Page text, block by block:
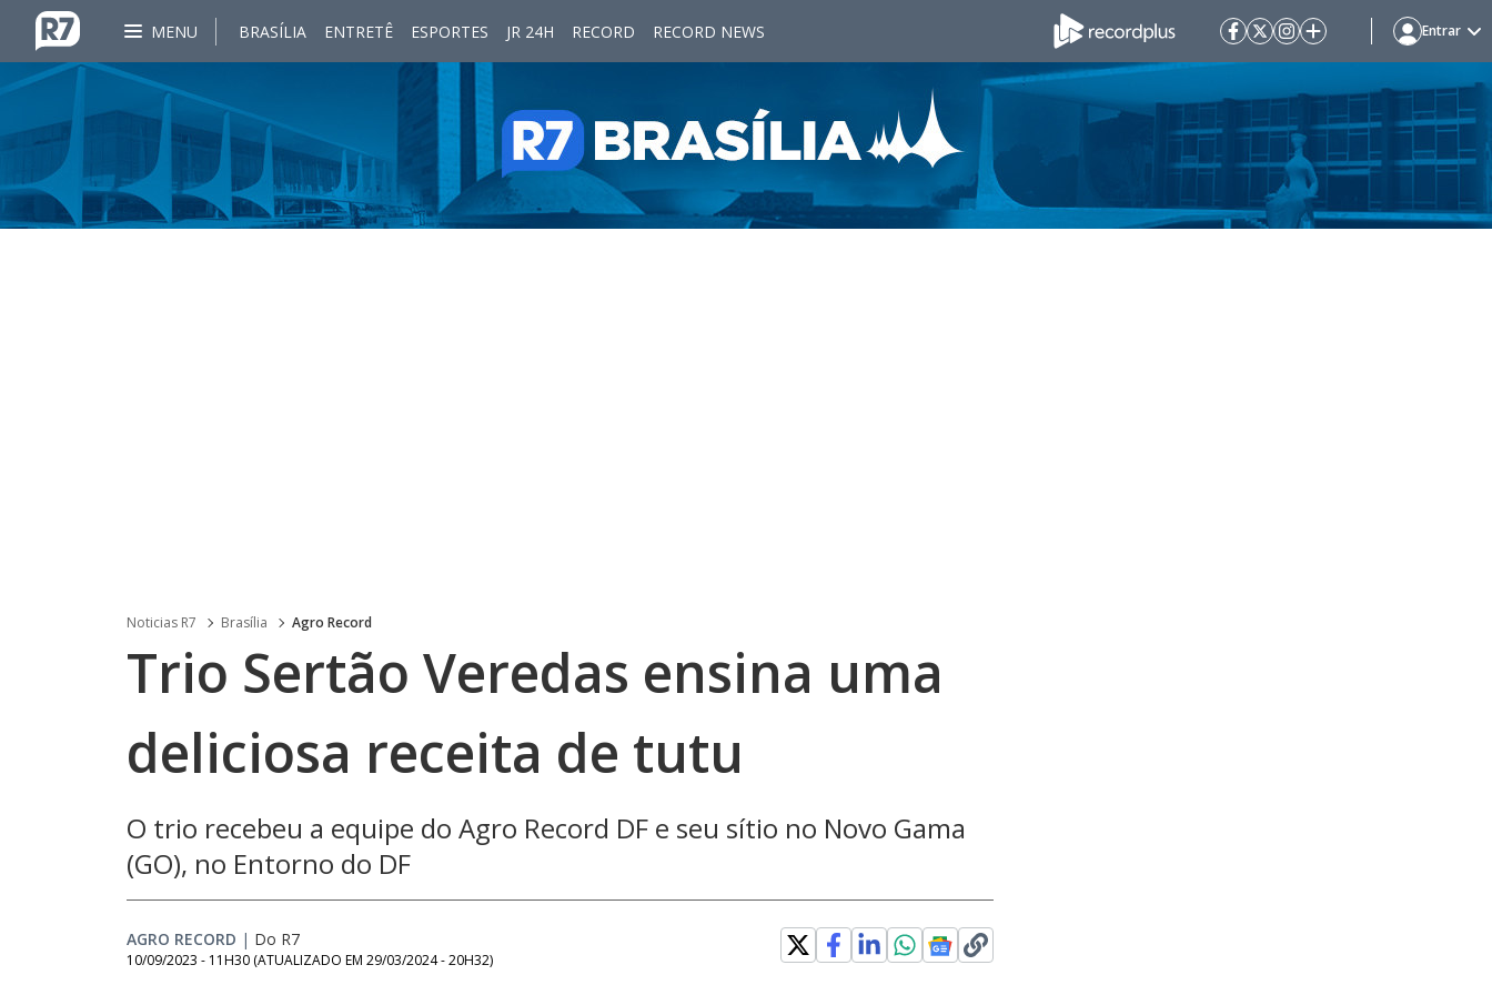
MENU BRASÍLIA ENTRETÊ ESPORTES JR 24H RECORD RECORD NEWS Entrar
Noticias R7 Brasília Agro Record
Trio Sertão Veredas ensina uma
deliciosa receita de tutu
O trio recebeu a equipe do Agro Record DF e seu sítio no Novo Gama
(GO), no Entorno do DF
AGRO RECORD | Do R7
10/09/2023 - 11H30 (ATUALIZADO EM 29/03/2024 - 20H32)